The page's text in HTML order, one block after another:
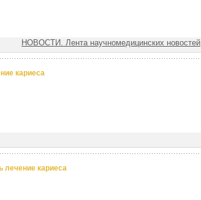
НОВОСТИ. Лента научномедицинских новостей
кариеса
лечение кариеса